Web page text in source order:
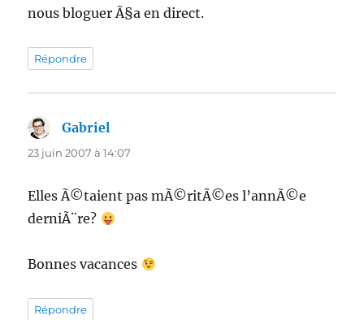
nous bloguer Ã§a en direct.
Répondre
Gabriel
23 juin 2007 à 14:07
Elles Ã©taient pas mÃ©ritÃ©es l’annÃ©e
derniÃ¨re?
Bonnes vacances
Répondre